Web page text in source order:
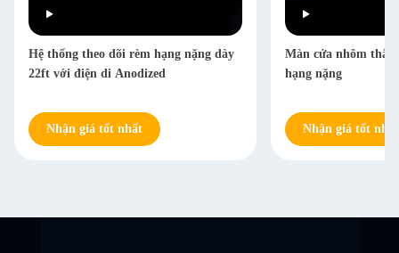
Hệ thống theo dõi rèm hạng nặng dày
22ft với điện di Anodized
Nhận giá tốt nhất
Màn cửa nhôm
hạng nặng
Nhận giá tốt nhất